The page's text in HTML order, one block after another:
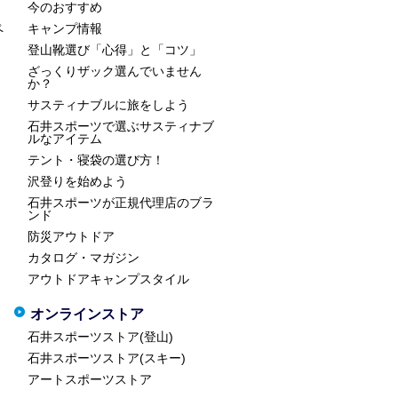
今のおすすめ
キャンプ情報
登山靴選び「心得」と「コツ」
ざっくりザック選んでいません
か？
サスティナブルに旅をしよう
石井スポーツで選ぶサスティナブ
ルなアイテム
テント・寝袋の選び方！
沢登りを始めよう
石井スポーツが正規代理店のブラ
ンド
防災アウトドア
カタログ・マガジン
アウトドアキャンプスタイル
オンラインストア
石井スポーツストア(登山)
石井スポーツストア(スキー)
アートスポーツストア